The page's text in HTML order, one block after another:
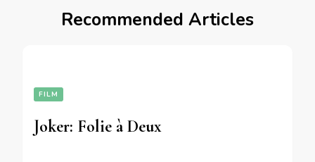
Recommended Articles
FILM
Joker: Folie à Deux